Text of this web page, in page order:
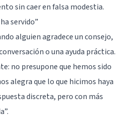
sin caer en falsa modestia.
servido”
alguien agradece un consejo,
o una ayuda práctica.
no presupone que hemos sido
alegra que lo que hicimos haya
discreta, pero con más